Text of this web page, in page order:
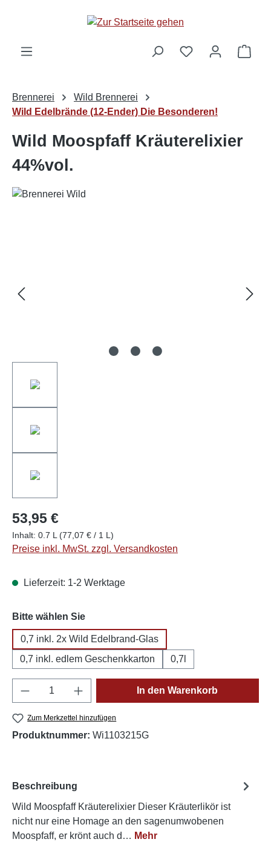
Brennerei
Wild Brennerei
Wild Edelbrände (12-Ender) Die Besonderen!
Wild Moospfaff Kräuterelixier
44%vol.
53,95 €
Inhalt: 0.7 L (77,07 € / 1 L)
Preise inkl. MwSt. zzgl. Versandkosten
Lieferzeit: 1-2 Werktage
Bitte wählen Sieauswählen
0,7 inkl. 2x Wild Edelbrand-Glas
0,7 inkl. edlem Geschenkkarton
0,7l
Produkt Anzahl: Gib den gewünschten
In den Warenkorb
Zum Merkzettel hinzufügen
Produktnummer: Wi1103215G
Beschreibung
Wild Moospfaff Kräuterelixier Dieser Kräuterlikör ist
nicht nur eine Homage an den sagenumwobenen
Moospfaff, er krönt auch d… Mehr